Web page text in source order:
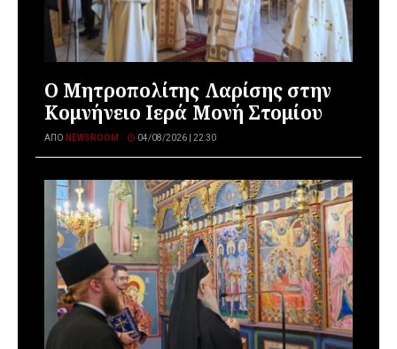
Ο Μητροπολίτης Λαρίσης στην
Κομνήνειο Ιερά Μονή Στομίου
ΑΠΌ NEWSROOM 04/08/2026 | 22:30